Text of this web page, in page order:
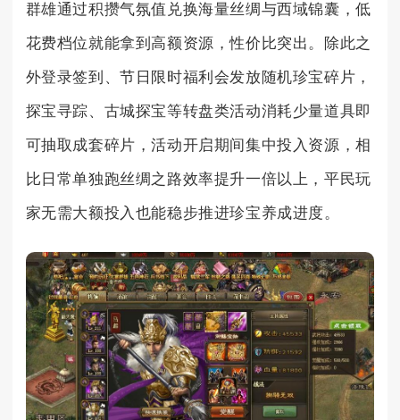
群雄通过积攒气氛值兑换海量丝绸与西域锦囊，低
花费档位就能拿到高额资源，性价比突出。除此之
外登录签到、节日限时福利会发放随机珍宝碎片，
探宝寻踪、古城探宝等转盘类活动消耗少量道具即
可抽取成套碎片，活动开启期间集中投入资源，相
比日常单独跑丝绸之路效率提升一倍以上，平民玩
家无需大额投入也能稳步推进珍宝养成进度。